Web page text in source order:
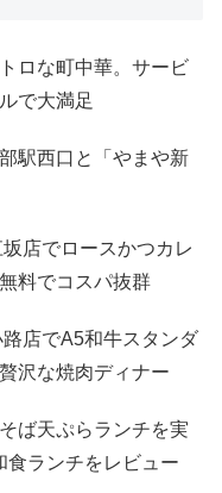
ロな町中華。サービ
で大満足
駅西口と「やまや新
店でロースかつカレ
料でコスパ抜群
路店でA5和牛スタンダ
沢な焼肉ディナー
ば天ぷらランチを実
食ランチをレビュー